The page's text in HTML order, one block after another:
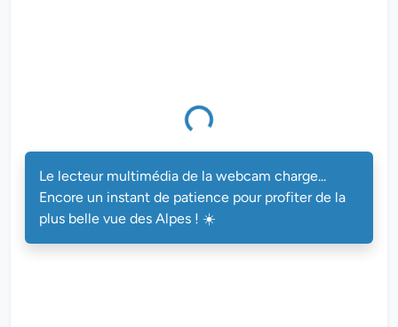
de la webcam charge...
Le lecteur multimédia de la webcam charge...
Encore un instant de patience pour profiter de la
plus belle vue des Alpes ! ☀️